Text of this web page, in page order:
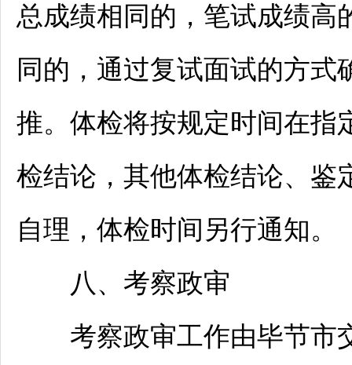
总成绩相同的，笔试成绩高
同的，通过复试面试的方
推。体检将按规定时间在指
检结论，其他体检结论、鉴
自理，体检时间另行通知。
八、考察政审
考察政审工作由毕节市